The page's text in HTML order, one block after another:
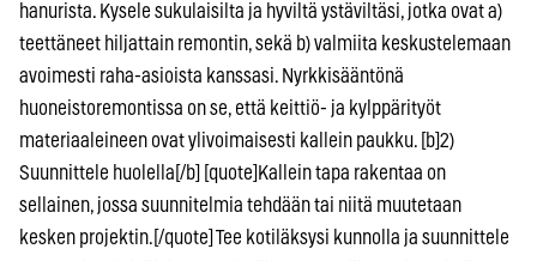
hanurista. Kysele sukulaisilta ja hyviltä ystäviltäsi, jotka ovat a)
teettäneet hiljattain remontin, sekä b) valmiita keskustelemaan
avoimesti raha-asioista kanssasi. Nyrkkisääntönä
huoneistoremontissa on se, että keittiö- ja kylppärityöt
materiaaleineen ovat ylivoimaisesti kallein paukku. [b]2)
Suunnittele huolella[/b] [quote]Kallein tapa rakentaa on
sellainen, jossa suunnitelmia tehdään tai niitä muutetaan
kesken projektin.[/quote] Tee kotiläksysi kunnolla ja suunnittele